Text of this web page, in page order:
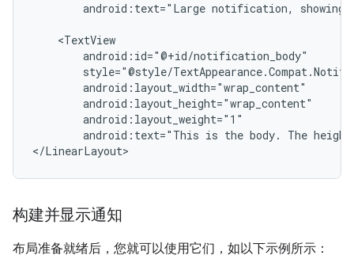
android:text="Large notification, showing
android:text="This is the body. The height
构建并显示通知
布局准备就绪后，您就可以使用它们，如以下示例所示：